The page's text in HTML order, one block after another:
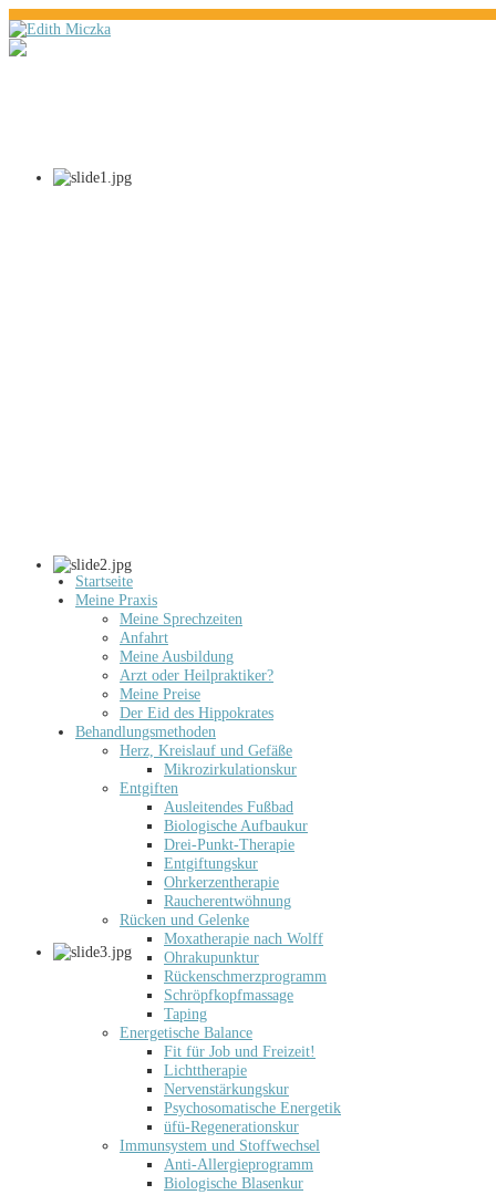
Startseite
Meine Praxis
Meine Sprechzeiten
Anfahrt
Meine Ausbildung
Arzt oder Heilpraktiker?
Meine Preise
Der Eid des Hippokrates
Behandlungsmethoden
Herz, Kreislauf und Gefäße
Mikrozirkulationskur
Entgiften
Ausleitendes Fußbad
Biologische Aufbaukur
Drei-Punkt-Therapie
Entgiftungskur
Ohrkerzentherapie
Raucherentwöhnung
Rücken und Gelenke
Moxatherapie nach Wolff
Ohrakupunktur
Rückenschmerzprogramm
Schröpfkopfmassage
Taping
Energetische Balance
Fit für Job und Freizeit!
Lichttherapie
Nervenstärkungskur
Psychosomatische Energetik
üfü-Regenerationskur
Immunsystem und Stoffwechsel
Anti-Allergieprogramm
Biologische Blasenkur